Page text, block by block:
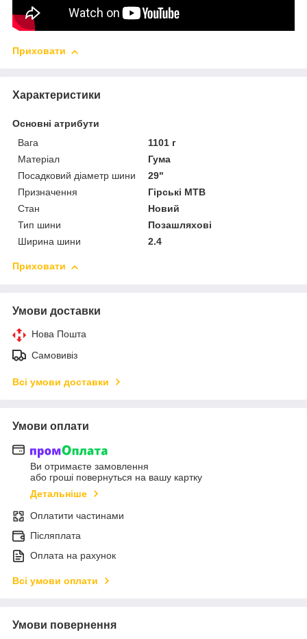
Приховати
Характеристики
Основні атрибути
Вага
1101 г
Матеріал
Гума
Посадковий діаметр шини
29"
Призначення
Гірські MTB
Стан
Новий
Тип шини
Позашляхові
Ширина шини
2.4
Приховати
Умови доставки
Нова Пошта
Самовивіз
Всі умови доставки
Умови оплати
Ви отримаєте замовлення
або гроші повернуться на вашу картку
Детальніше
Оплатити частинами
Післяплата
Оплата на рахунок
Всі умови оплати
Умови повернення